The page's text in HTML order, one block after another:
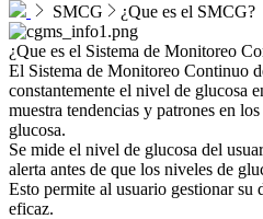
SMCG
¿Que es el SMCG?
¿Que es el Sistema de Monitoreo
El Sistema de Monitoreo Continuo
constantemente el nivel de glucosa
muestra tendencias y patrones en
glucosa.
Se mide el nivel de glucosa del
alerta antes de que los niveles de
Esto permite al usuario gestionar su
eficaz.